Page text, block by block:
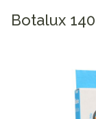
Botalux